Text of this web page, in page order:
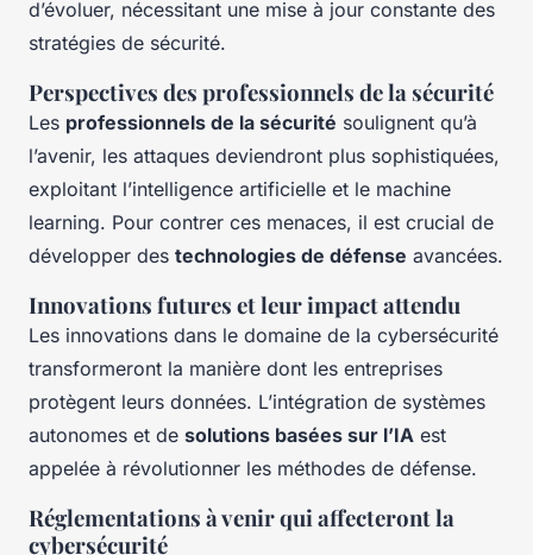
d’évoluer, nécessitant une mise à jour constante des
stratégies de sécurité.
Perspectives des professionnels de la sécurité
Les professionnels de la sécurité soulignent qu’à
l’avenir, les attaques deviendront plus sophistiquées,
exploitant l’intelligence artificielle et le machine
learning. Pour contrer ces menaces, il est crucial de
développer des technologies de défense avancées.
Innovations futures et leur impact attendu
Les innovations dans le domaine de la cybersécurité
transformeront la manière dont les entreprises
protègent leurs données. L’intégration de systèmes
autonomes et de solutions basées sur l’IA est
appelée à révolutionner les méthodes de défense.
Réglementations à venir qui affecteront la
cybersécurité